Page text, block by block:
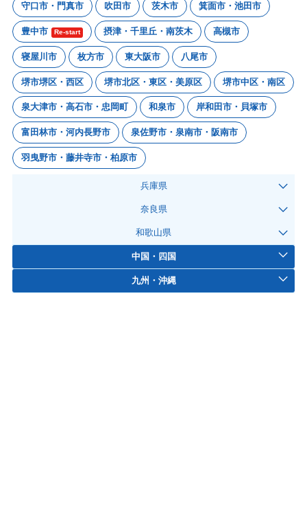
守口市・門真市 吹田市 茨木市 箕面市・池田市
豊中市 Re-start 摂津・千里丘・南茨木 高槻市
寝屋川市 枚方市 東大阪市 八尾市
堺市堺区・西区 堺市北区・東区・美原区 堺市中区・南区
泉大津市・高石市・忠岡町 和泉市 岸和田市・貝塚市
富田林市・河内長野市 泉佐野市・泉南市・阪南市
羽曳野市・藤井寺市・柏原市
兵庫県
奈良県
和歌山県
中国・四国
九州・沖縄